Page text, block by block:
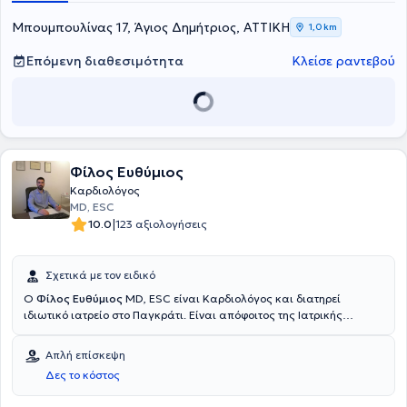
Μπουμπουλίνας 17, Άγιος Δημήτριος, ΑΤΤΙΚΗ 1,0 km
Επόμενη διαθεσιμότητα Κλείσε ραντεβού
Φίλος Ευθύμιος
Καρδιολόγος
MD, ESC
10.0|123 αξιολογήσεις
Σχετικά με τον ειδικό
Ο Φίλος Ευθύμιος MD, ESC είναι Καρδιολόγος και διατηρεί
ιδιωτικό ιατρείο στο Παγκράτι. Είναι απόφοιτος της Ιατρικής
και κάτοχος του Ευρωπαϊκού Διπλώματος Καρδιολογίας. Επίσης,
είναι κάτοχος μεταπτυχιακού τίτλου στην "Αναζωογόνηση" από το
Εθνικό και Καποδιστριακό Πανεπιστήμιο Αθηνών. Ολοκλήρωσε την
ειδικότητά του στην Κλινική Καρδιολογία στο Γενικό Νοσοκομείο
Απλή επίσκεψη
Δες το κόστος